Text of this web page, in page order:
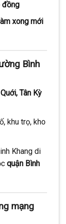
đồng
xong mới
Bình
Tân Kỳ
khu trọ, kho
Khang di
quận Bình
mạng